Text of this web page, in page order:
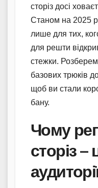
сторіз досі
Станом на 2025
лише для тих,
для решти
стежки.
базових трюків
щоб ви стали
бану.
Чому
сторіз –